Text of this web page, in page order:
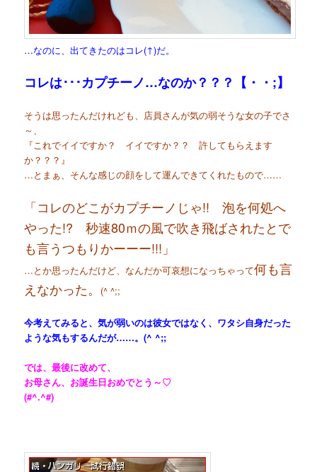
…なのに、出てきたのはコレ(↑)だ。
コレは･･･カプチーノ…なのか？？？【・・;】
そうは思ったんだけれども、店員さんが気の弱そうな女の子でさ
～、
『これでイイですか？ イイですか？？ 許してもらえます
か？？？』
…とまぁ、そんな感じの顔をして運んできてくれたもので……
「コレのどこがカプチーノじゃ!! 泡を何処へ
やった!? 秒速80ｍの風で吹き飛ばされたとで
も言うつもりかーーー!!!」
…とか思ったんだけど、なんだか可哀想になっちゃって何も言
えなかった。
(^ ^;;
今考えてみると、気が弱いのは彼女ではなく、ワタシ自身だった
ような気もするんだが……。(^ ^;;
では、最後に改めて、
お母さん、お誕生日おめでとう～♡
(#^.^#)